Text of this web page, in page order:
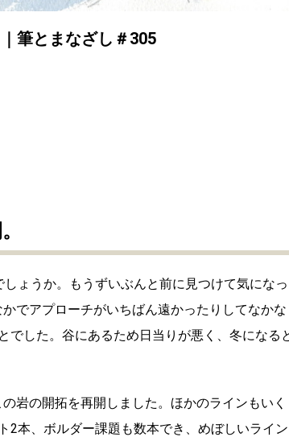
筆とまなざし＃305
ょうか。もうずいぶんと前に見つけて気になっ
でアプローチがいちばん遠かったりしてなかな
でした。谷にあるため日当りが悪く、冬になる
岩の開拓を再開しました。ほかのラインもいく
2本、ボルダー課題も数本でき、めぼしいライン